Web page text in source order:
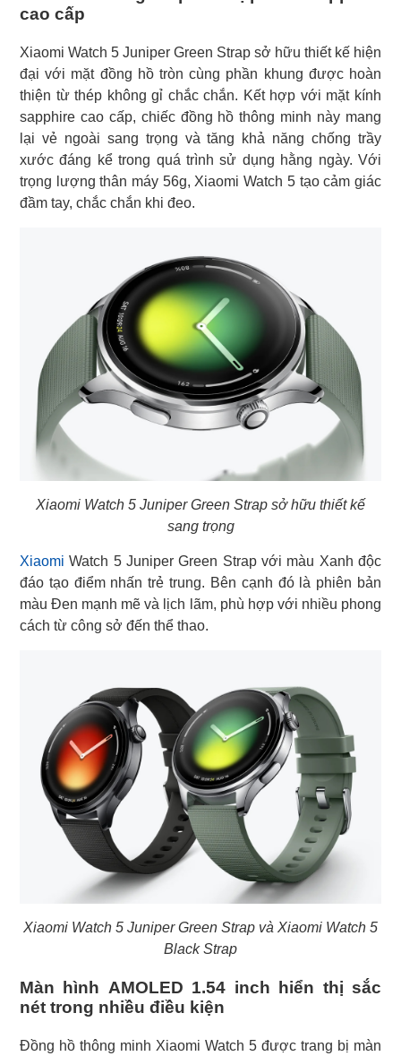
cao cấp
Xiaomi Watch 5 Juniper Green Strap sở hữu thiết kế hiện
đại với mặt đồng hồ tròn cùng phần khung được hoàn
thiện từ thép không gỉ chắc chắn. Kết hợp với mặt kính
sapphire cao cấp, chiếc đồng hồ thông minh này mang
lại vẻ ngoài sang trọng và tăng khả năng chống trầy
xước đáng kể trong quá trình sử dụng hằng ngày. Với
trọng lượng thân máy 56g, Xiaomi Watch 5 tạo cảm giác
đầm tay, chắc chắn khi đeo.
Xiaomi Watch 5 Juniper Green Strap sở hữu thiết kế
sang trọng
Xiaomi Watch 5 Juniper Green Strap với màu Xanh độc
đáo tạo điểm nhấn trẻ trung. Bên cạnh đó là phiên bản
màu Đen mạnh mẽ và lịch lãm, phù hợp với nhiều phong
cách từ công sở đến thể thao.
Xiaomi Watch 5 Juniper Green Strap và Xiaomi Watch 5
Black Strap
Màn hình AMOLED 1.54 inch hiển thị sắc
nét trong nhiều điều kiện
Đồng hồ thông minh Xiaomi Watch 5 được trang bị màn